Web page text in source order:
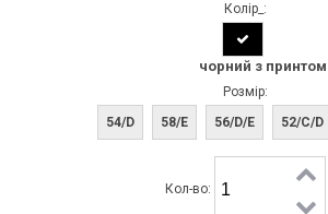
Колір_:
чорний з принтом
Розмір:
54/D
58/E 56/D/E 52/C/D
Кол-во: